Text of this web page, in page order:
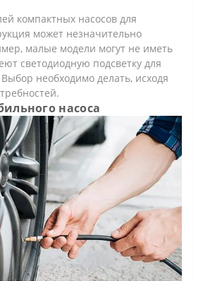
компактных насосов для
может незначительно
малые модели могут не иметь
светодиодную подсветку для
необходимо делать, исходя
насоса